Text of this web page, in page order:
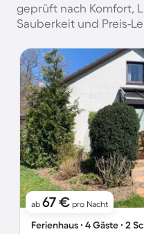
geprüft nach Komfort,
Sauberkeit und Preis-
ab 67 € pro Nacht
Ferienhaus ∙ 4 Gäste ∙ 2